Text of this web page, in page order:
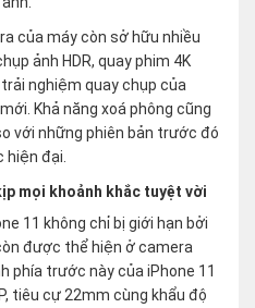
của máy còn sở hữu nhiều
ảnh HDR, quay phim 4K
nghiệm quay chụp của
Khả năng xoá phông cũng
với những phiên bản trước đó
hiện đại.
mọi khoảnh khắc tuyệt vời
11 không chỉ bị giới hạn bởi
được thể hiện ở camera
phía trước này của iPhone 11
tiêu cự 22mm cùng khẩu độ